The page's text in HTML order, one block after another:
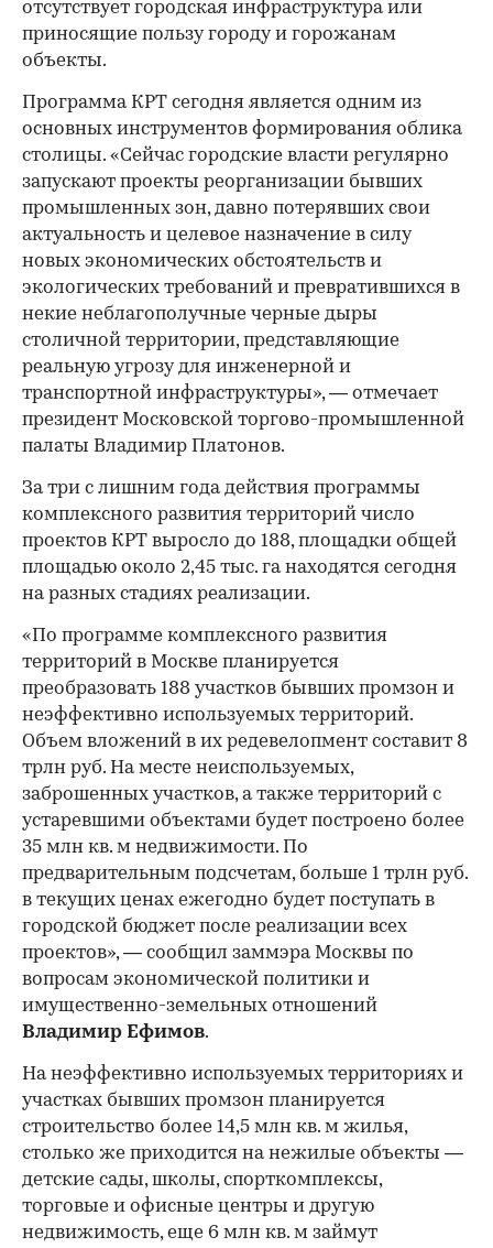
отсутствует городская инфраструктура или
приносящие пользу городу и горожанам
объекты.
Программа КРТ сегодня является одним из
основных инструментов формирования облика
столицы. «Cейчас городские власти регулярно
запускают проекты реорганизации бывших
промышленных зон, давно потерявших свои
актуальность и целевое назначение в силу
новых экономических обстоятельств и
экологических требований и превратившихся в
некие неблагополучные черные дыры
столичной территории, представляющие
реальную угрозу для инженерной и
транспортной инфраструктуры», — отмечает
президент Московской торгово-промышленной
палаты Владимир Платонов.
За три с лишним года действия программы
комплексного развития территорий число
проектов КРТ выросло до 188, площадки общей
площадью около 2,45 тыс. га находятся сегодня
на разных стадиях реализации.
«По программе комплексного развития
территорий в Москве планируется
преобразовать 188 участков бывших промзон и
неэффективно используемых территорий.
Объем вложений в их редевелопмент составит 8
трлн руб. На месте неиспользуемых,
заброшенных участков, а также территорий с
устаревшими объектами будет построено более
35 млн кв. м недвижимости. По
предварительным подсчетам, больше 1 трлн руб.
в текущих ценах ежегодно будет поступать в
городской бюджет после реализации всех
проектов», — сообщил заммэра Москвы по
вопросам экономической политики и
имущественно-земельных отношений
Владимир Ефимов.
На неэффективно используемых территориях и
участках бывших промзон планируется
строительство более 14,5 млн кв. м жилья,
столько же приходится на нежилые объекты —
детские сады, школы, спорткомплексы,
торговые и офисные центры и другую
недвижимость, еще 6 млн кв. м займут